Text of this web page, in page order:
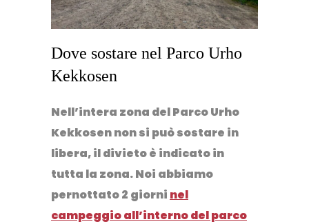
Dove sostare nel Parco Urho
Kekkosen
Nell’intera zona del Parco Urho
Kekkosen non si può sostare in
libera, il divieto è indicato in
tutta la zona. Noi abbiamo
pernottato 2 giorni nel
campeggio all’interno del parco